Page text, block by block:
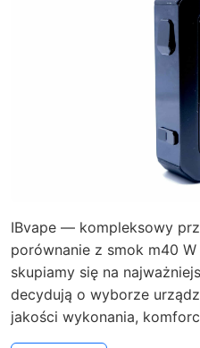
IBvape — kompleksowy
porównanie z smok m40
skupiamy się na
decydują o wyborze
jakości wykonania,